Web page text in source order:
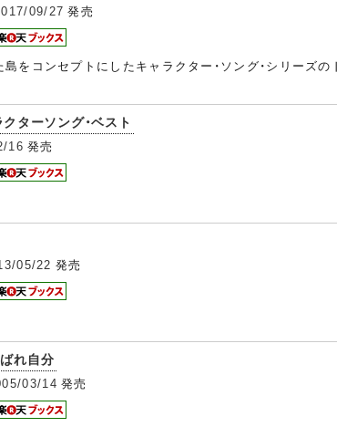
09/27 発売
をコンセプトにしたキャラクター・ソング・シリーズ
ターソング・ベスト
16 発売
05/22 発売
れ自分
03/14 発売